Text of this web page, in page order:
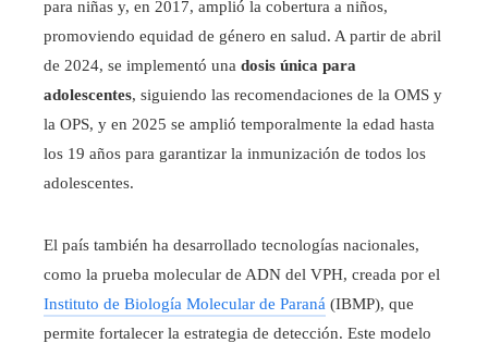
para niñas y, en 2017, amplió la cobertura a niños,
promoviendo equidad de género en salud. A partir de abril
de 2024, se implementó una dosis única para
adolescentes, siguiendo las recomendaciones de la OMS y
la OPS, y en 2025 se amplió temporalmente la edad hasta
los 19 años para garantizar la inmunización de todos los
adolescentes.
El país también ha desarrollado tecnologías nacionales,
como la prueba molecular de ADN del VPH, creada por el
Instituto de Biología Molecular de Paraná (IBMP), que
permite fortalecer la estrategia de detección. Este modelo